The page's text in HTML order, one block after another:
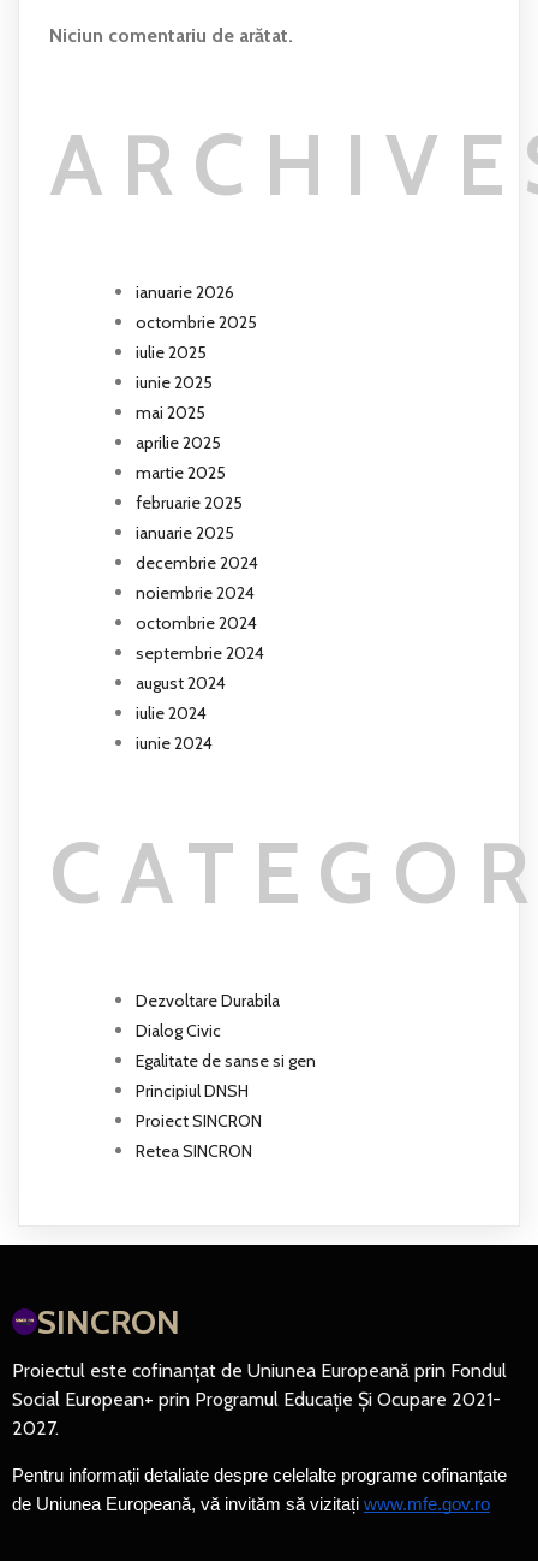
Niciun comentariu de arătat.
ianuarie 2026
octombrie 2025
iulie 2025
iunie 2025
mai 2025
aprilie 2025
martie 2025
februarie 2025
ianuarie 2025
decembrie 2024
noiembrie 2024
octombrie 2024
septembrie 2024
august 2024
iulie 2024
iunie 2024
Dezvoltare Durabila
Dialog Civic
Egalitate de sanse si gen
Principiul DNSH
Proiect SINCRON
Retea SINCRON
SINCRON
Proiectul este cofinanțat de Uniunea Europeană prin Fondul
Social European+ prin Programul Educație Și Ocupare 2021-
2027.
Pentru informații detaliate despre celelalte programe cofinanțate
de Uniunea Europeană, vă invităm să vizitați www.mfe.gov.ro